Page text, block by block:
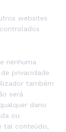
websites
nenhuma
privacidade
também
será
dano
ou
tal conteúdo,